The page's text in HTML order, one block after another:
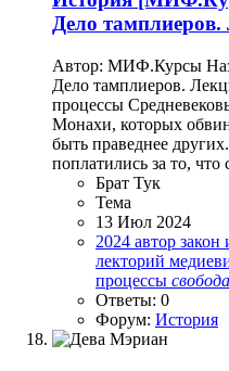
Дело
Автор: МИФ.Курсы
Дело тамплиеров.
процессы
Монахи, которых
быть праведнее
поплатились за то, что
Брат Тук
Тема
13 Июл 2024
2024 автор закон
лекторий
процессы свобода
Ответы: 0
Форум: История